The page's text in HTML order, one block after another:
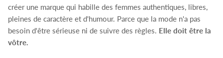
créer une marque qui habille des femmes authentiques, libres,
pleines de caractère et d'humour. Parce que la mode n'a pas
besoin d'être sérieuse ni de suivre des règles. Elle doit être la
vôtre.